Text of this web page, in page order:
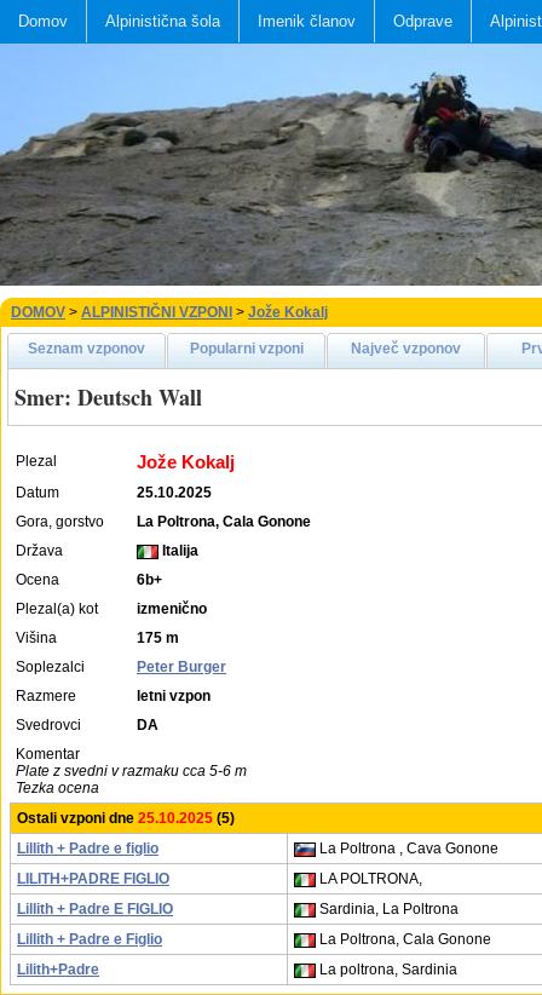
Domov Alpinistična šola Imenik članov Odprave
DOMOV > ALPINISTIČNI VZPONI > Jože Kokalj
Seznam vzponov Popularni vzponi Največ vzponov
Smer: Deutsch Wall
Plezal Jože Kokalj
Datum
25.10.2025
Gora, gorstvo
La Poltrona, Cala Gonone
Država
Italija
Ocena
6b+
Plezal(a) kot
izmenično
Višina
175 m
Soplezalci
Peter Burger
Razmere
letni vzpon
Svedrovci
DA
Komentar
Plate z svedni v razmaku cca 5-6 m
Tezka ocena
Ostali vzponi dne 25.10.2025 (5)
Lillith + Padre e figlio
La Poltrona , Cava Gonone
LILITH+PADRE FIGLIO
LA POLTRONA,
Lillith + Padre E FIGLIO
Sardinia, La Poltrona
Lillith + Padre e Figlio
La Poltrona, Cala Gonone
Lilith+Padre
La poltrona, Sardinia